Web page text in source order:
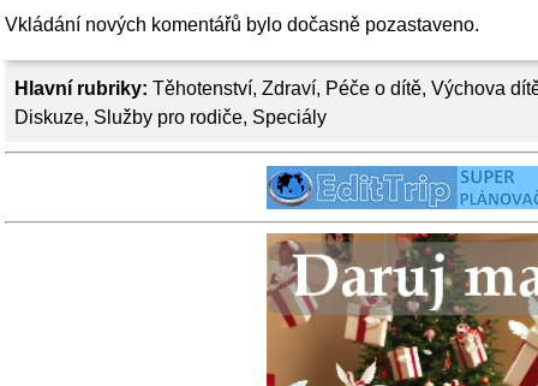
Hlavní rubriky: Těhotenství, Zdraví, Péče o dítě, Výchova
Diskuze, Služby pro rodiče, Speciály
Vkládání nových komentářů bylo dočasně pozastaveno.